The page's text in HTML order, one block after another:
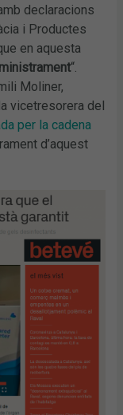
declaracions
i Productes
en aquesta
“.
Moliner,
vicetresorera del
per la cadena
d’aquest